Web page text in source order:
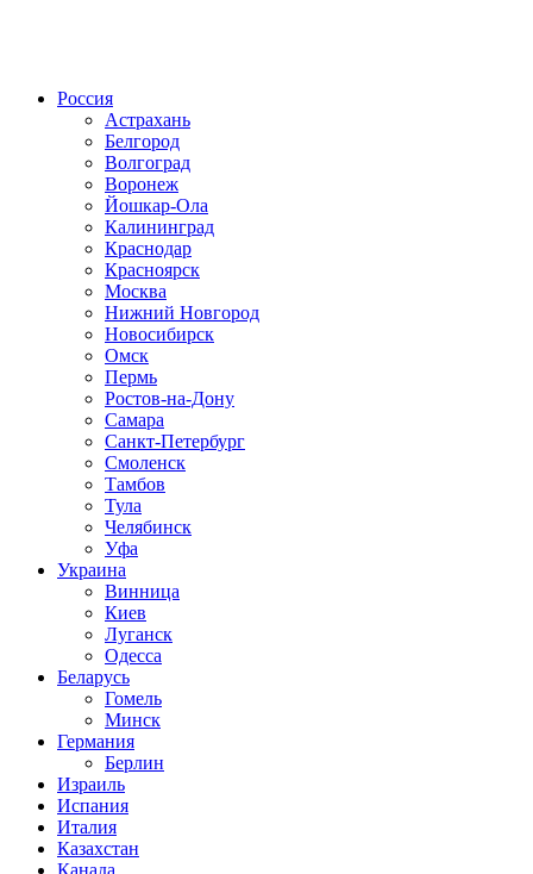
Россия
Астрахань
Белгород
Волгоград
Воронеж
Йошкар-Ола
Калининград
Краснодар
Красноярск
Москва
Нижний Новгород
Новосибирск
Омск
Пермь
Ростов-на-Дону
Самара
Санкт-Петербург
Смоленск
Тамбов
Тула
Челябинск
Уфа
Украина
Винница
Киев
Луганск
Одесса
Беларусь
Гомель
Минск
Германия
Берлин
Израиль
Испания
Италия
Казахстан
Канада